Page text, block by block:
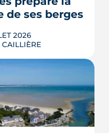
de ses berges
2026
Les Isles
neufs entre
55 % attribués au